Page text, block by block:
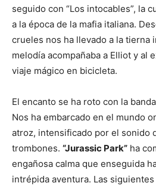
seguido con “Los intocables”, la
a la época de la mafia italiana.
crueles nos ha llevado a la tierna
melodía acompañaba a Elliot y al
viaje mágico en bicicleta.
El encanto se ha roto con la
Nos ha embarcado en el mundo
atroz, intensificado por el sonido
trombones. “Jurassic Park” ha
engañosa calma que enseguida
intrépida aventura. Las